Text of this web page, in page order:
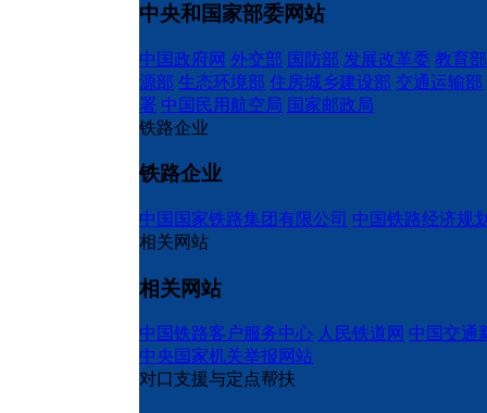
中央和国家部委网站
中国政府网 外交部 国防部 发展改革委 教育部
源部 生态环境部 住房城乡建设部 交通运输部
署 中国民用航空局 国家邮政局
铁路企业
铁路企业
中国国家铁路集团有限公司 中国铁路经济规
相关网站
相关网站
中国铁路客户服务中心 人民铁道网 中国交通
中央国家机关举报网站
对口支援与定点帮扶